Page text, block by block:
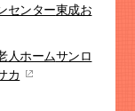
センター東成お
人ホームサンロ
カ